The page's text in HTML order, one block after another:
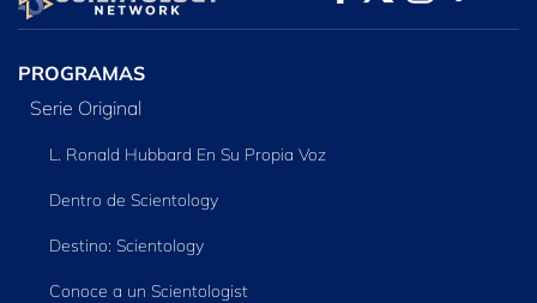
SERIES
PROGRAMAS
Serie Original
L. Ronald Hubbard En Su Propia Voz
Dentro de Scientology
Destino: Scientology
Conoce a un Scientologist